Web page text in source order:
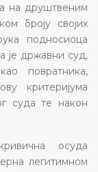
на друштвеним
броју својих
подносиоца
је државни суд,
повратника,
критеријума
суда те након
осуда
легитимном